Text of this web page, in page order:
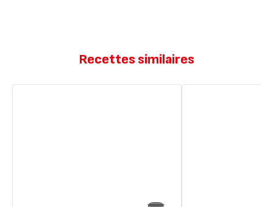
Recettes similaires